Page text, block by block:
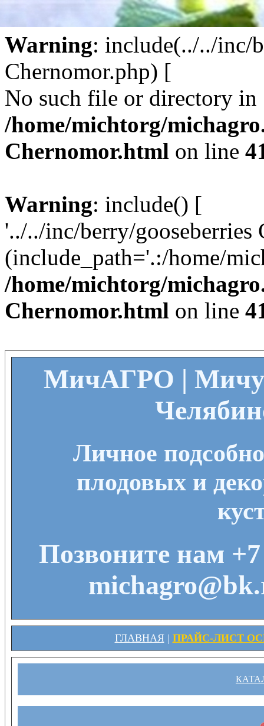
Warning: include(../../inc/
Chernomor.php) [
No such file or directory in
/home/michtorg/
Chernomor.html on line
Warning: include() [
'../../inc/berry/
(include_path='.:/home/
/home/michtorg/
Chernomor.html on line
МичАГРО |
Личное
плодовых и
Позвоните нам
ГЛАВНАЯ| ПРАЙС-ЛИСТ